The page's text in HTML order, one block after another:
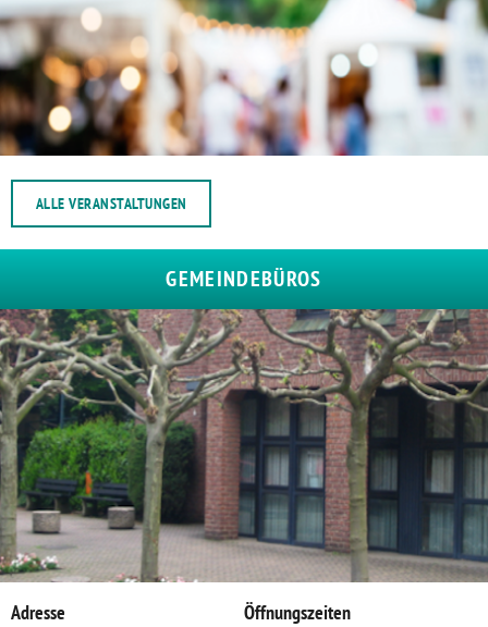
ALLE VERANSTALTUNGEN
GEMEINDEBÜROS
Adresse
Öffnungszeiten